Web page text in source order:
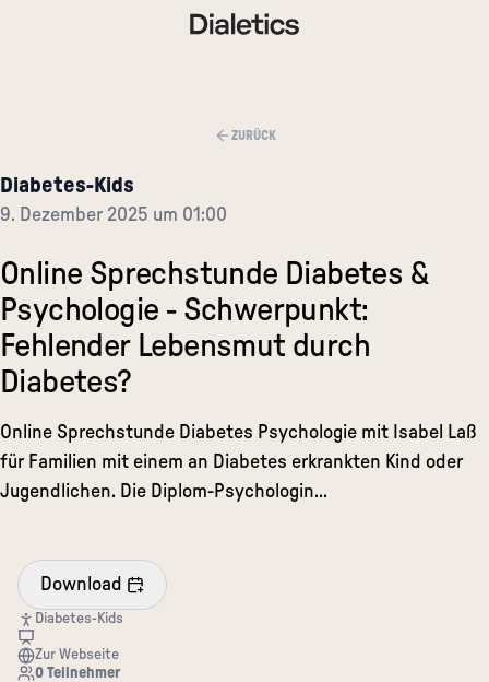
ZURÜCK
Diabetes-Kids
9. Dezember 2025 um 01:00
Online Sprechstunde Diabetes &
Psychologie - Schwerpunkt:
Fehlender Lebensmut durch
Diabetes?
Online Sprechstunde Diabetes Psychologie mit Isabel Laß
für Familien mit einem an Diabetes erkrankten Kind oder
Jugendlichen. Die Diplom-Psychologin...
Download
Diabetes-Kids
Zur Webseite
0 Teilnehmer